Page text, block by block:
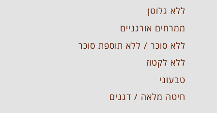
ללא גלוטן
ממרחים אורגניים
ללא סוכר / ללא תוספת סוכר
ללא לקטוז
טבעוני
חיטה מלאה / דגנים